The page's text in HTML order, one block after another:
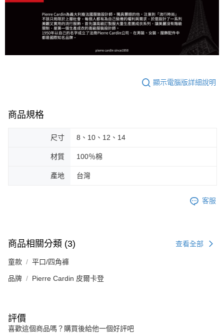
顯示電腦版詳細說明
商品規格
尺寸 8、10、12、14
材質 100％棉
產地 台灣
客服
商品相關分類 (3) 查看全部
童款 平口/四角褲
品牌 Pierre Cardin 皮爾卡登
評價
喜歡這個商品嗎？購買後給他一個好評吧